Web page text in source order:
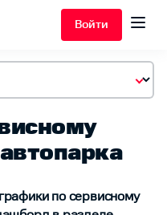
Войти
по сервисному